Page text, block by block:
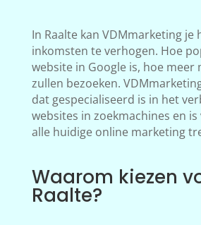
In Raalte kan VDMmarketing je
inkomsten te verhogen. Hoe
website in Google is, hoe meer
zullen bezoeken.
dat gespecialiseerd is in het
websites in zoekmachines en
alle huidige online marketing
Waarom kiezen
Raalte?